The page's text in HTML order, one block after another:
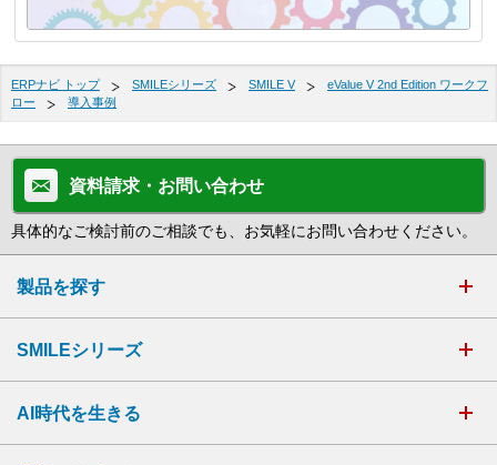
ERPナビ トップ SMILEシリーズ SMILE V
eValue V 2nd Edition ワークフ
ロー
導入事例
資料請求・お問い合わせ
具体的なご検討前のご相談でも、お気軽にお問い合わせください。
製品を探す
SMILEシリーズ
AI時代を生きる